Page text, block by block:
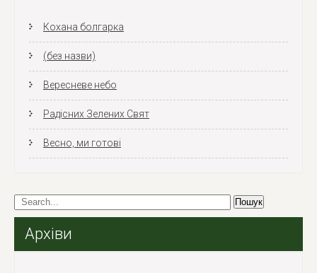
Кохана болгарка
(без назви)
Вересневе небо
Радісних Зелених Свят
Весно, ми готові
Архіви